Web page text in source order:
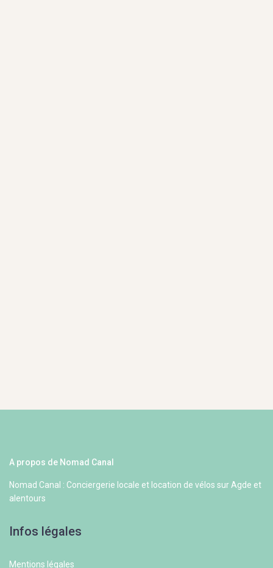
A propos de Nomad Canal
Nomad Canal : Conciergerie locale et location de vélos sur Agde et
alentours
Infos légales
Mentions légales